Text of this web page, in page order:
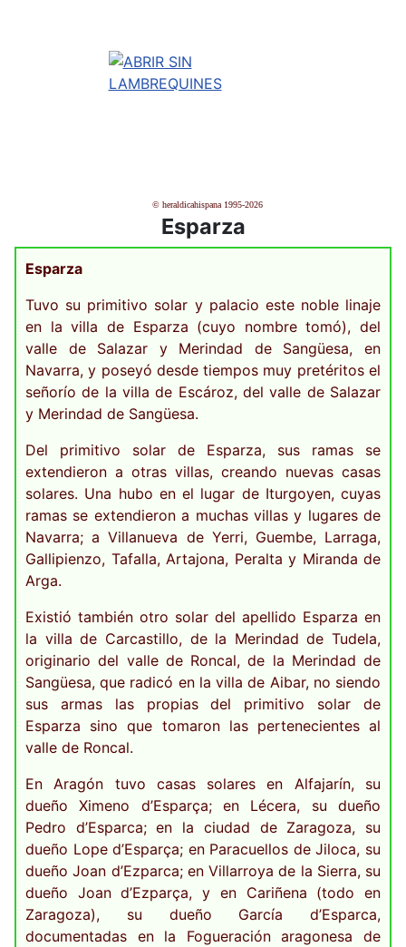
© heraldicahispana 1995-2026
Esparza
Esparza
Tuvo su primitivo solar y palacio este noble linaje
en la villa de Esparza (cuyo nombre tomó), del
valle de Salazar y Merindad de Sangüesa, en
Navarra, y poseyó desde tiempos muy pretéritos el
señorío de la villa de Escároz, del valle de Salazar
y Merindad de Sangüesa.
Del primitivo solar de Esparza, sus ramas se
extendieron a otras villas, creando nuevas casas
solares. Una hubo en el lugar de Iturgoyen, cuyas
ramas se extendieron a muchas villas y lugares de
Navarra; a Villanueva de Yerri, Guembe, Larraga,
Gallipienzo, Tafalla, Artajona, Peralta y Miranda de
Arga.
Existió también otro solar del apellido Esparza en
la villa de Carcastillo, de la Merindad de Tudela,
originario del valle de Roncal, de la Merindad de
Sangüesa, que radicó en la villa de Aibar, no siendo
sus armas las propias del primitivo solar de
Esparza sino que tomaron las pertenecientes al
valle de Roncal.
En Aragón tuvo casas solares en Alfajarín, su
dueño Ximeno d’Esparça; en Lécera, su dueño
Pedro d’Esparca; en la ciudad de Zaragoza, su
dueño Lope d’Esparça; en Paracuellos de Jiloca, su
dueño Joan d’Ezparca; en Villarroya de la Sierra, su
dueño Joan d’Ezparça, y en Cariñena (todo en
Zaragoza), su dueño García d’Esparca,
documentadas en la Fogueración aragonesa de